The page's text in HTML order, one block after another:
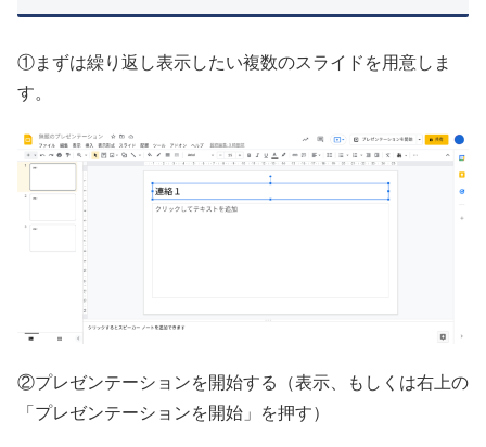
①まずは繰り返し表示したい複数のスライドを用意しま
す。
②プレゼンテーションを開始する（表示、もしくは右上の
「プレゼンテーションを開始」を押す）